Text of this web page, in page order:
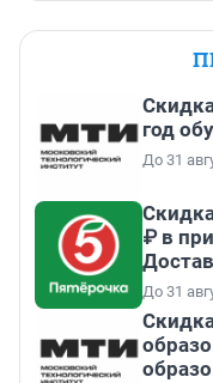
год
До 31
₽ в
До 31